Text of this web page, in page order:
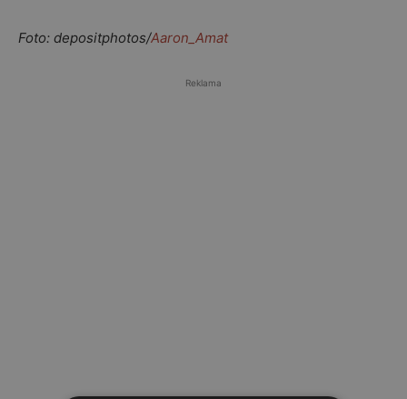
Foto: depositphotos/Aaron_Amat
Reklama